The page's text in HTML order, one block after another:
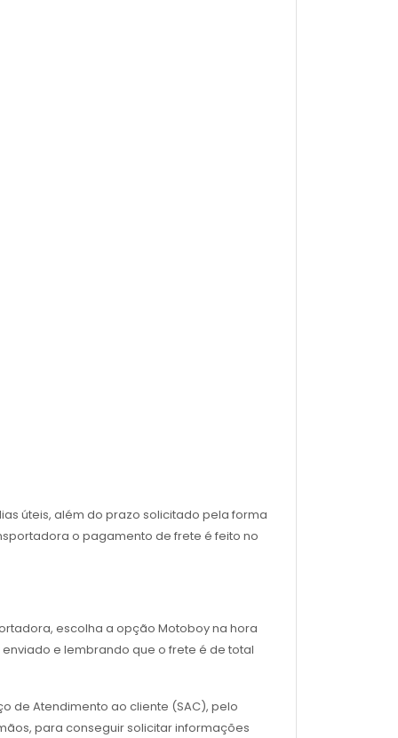
úteis, além do prazo solicitado pela forma
o pagamento de frete é feito no
escolha a opção Motoboy na hora
e lembrando que o frete é de total
de Atendimento ao cliente (SAC), pelo
para conseguir solicitar informações